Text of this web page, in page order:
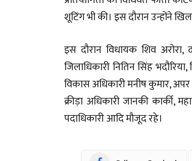
शूटिंग भी की। इस दौरान उन्होंने
इस दौरान विधायक शिव अरोरा,
जिलाधिकारी नितिन सिंह
विकास अधिकारी मनीष कुमार,
क्रीड़ा अधिकारी जानकी
पदाधिकारी आदि मौजूद रहे।